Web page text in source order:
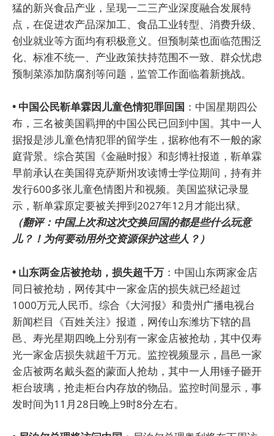
猛的新兴食品产业，呈现一二三产业深度融合发展特
点，在促进农产品深加工、食品工业转型、消费升级、
创业就业等方面均有积极意义。但预制菜也面临范围泛
化、标准不统一、产业政策扶持范围不一致、群众忧虑
预制菜添加防腐剂等问题，监管工作面临着新挑战。
• 中国公民靳单霖因儿童色情犯罪回国 ：中国星期四公
布，三名被美国羁押的中国公民已回到中国。其中一人
据报是涉儿童色情犯罪的留学生，据称他有不一般的家
庭背景。综合英国《金融时报》和彭博社报道，靳单霖
早前承认在美国得克萨斯州攻读博士学位期间，持有并
发行600多张儿童色情图片和视频。美国监狱记录显
示，靳单霖原定要被关押到2027年12月才能出狱。
（翻评：中国上次和这次交换回国的都是些什么玩意
儿？！为何要动用外交资源保护这些人？）
• 山东两金店被抢劫，损失超千万 ：中国山东两家金店
同日被抢劫，网传其中一家金店的损失就已经超过
1000万元人民币。综合《大河报》和贵州广播电视台
新闻栏目《百姓关注》报道，网传山东潍坊下辖的昌
邑、寿光星期四晚上分别有一家金店被抢劫，其中仅寿
光一家金店损失就超千万元。监控视频显示，昌邑一家
金店被两名戴头盔的蒙面人抢劫，其中一人用锤子砸开
柜台玻璃，抢走柜台内存放的物品。监控时间显示，事
发时间为11月28日晚上9时8分左右。